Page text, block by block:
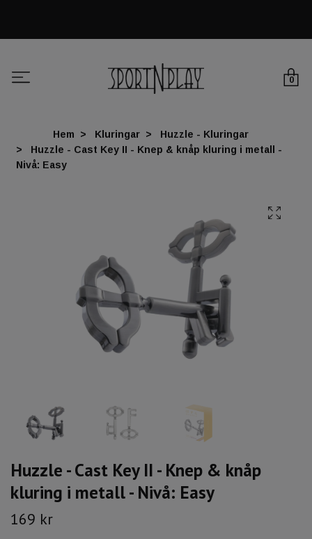
0
Hem Kluringar
Huzzle - Kluringar
Huzzle - Cast Key II - Knep & knåp kluring i metall -
Nivå: Easy
Huzzle - Cast Key II - Knep & knåp
kluring i metall - Nivå: Easy
169 kr